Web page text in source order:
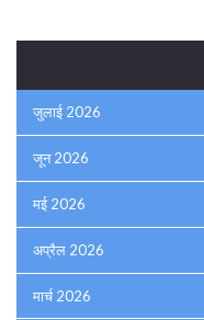
जुलाई 2026
जून 2026
मई 2026
अप्रैल 2026
मार्च 2026